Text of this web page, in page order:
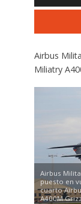
Airbus
Miliatry
Airbus
puesto en
cuarto
A400M